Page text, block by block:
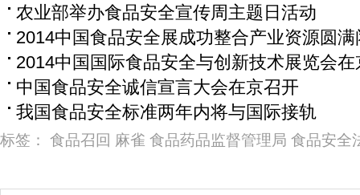
农业部举办食品安全宣传周主题日活动
2014中国食品安全展成功整合产业资源圆满
2014中国国际食品安全与创新技术展览会在
中国食品安全诚信宣言大会在京召开
我国食品安全标准两年内将与国际接轨
标签： 食品召回 麻雀 食品药品监督管理局 食品安全